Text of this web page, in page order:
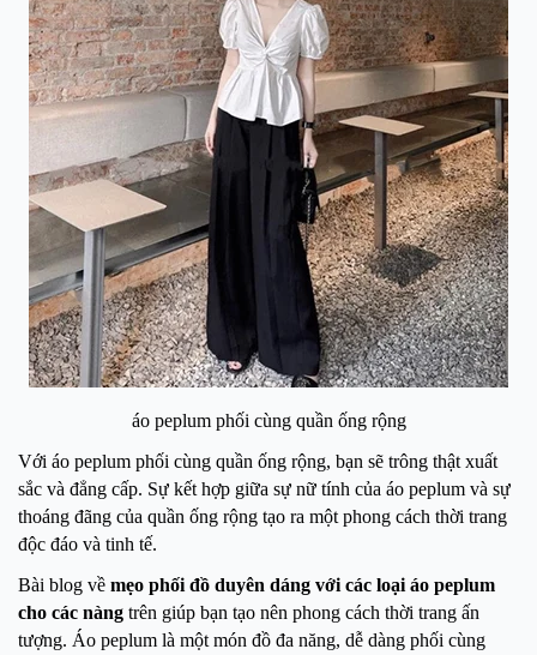
áo peplum phối cùng quần ống rộng
Với áo peplum phối cùng quần ống rộng, bạn sẽ trông thật xuất
sắc và đẳng cấp. Sự kết hợp giữa sự nữ tính của áo peplum và sự
thoáng đãng của quần ống rộng tạo ra một phong cách thời trang
độc đáo và tinh tế.
Bài blog về mẹo phối đồ duyên dáng với các loại áo peplum
cho các nàng trên giúp bạn tạo nên phong cách thời trang ấn
tượng. Áo peplum là một món đồ đa năng, dễ dàng phối cùng